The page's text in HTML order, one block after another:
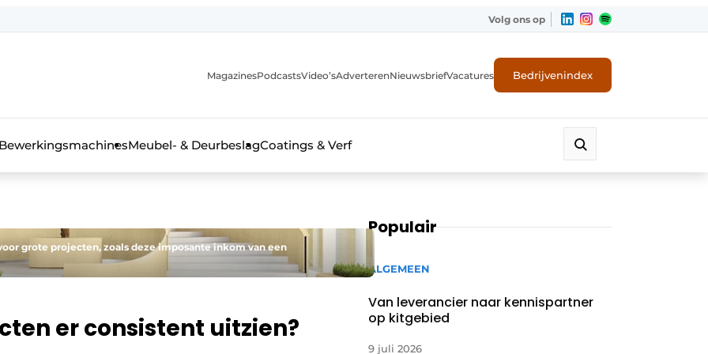
Volg ons op
MagazinesPodcastsVideo’sAdverterenNieuwsbriefVacatures Bedrijvenindex
BewerkingsmachinesMeubel- & DeurbeslagCoatings & Verf
grote projecten, zoals deze imposante inkom van een
er consistent uitzien?
Populair
ALGEMEEN
Van leverancier naar kennispartner
op kitgebied
9 juli 2026